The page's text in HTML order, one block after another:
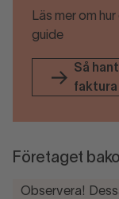
Läs mer om
guide
Så
faktura
Företaget
Observera!